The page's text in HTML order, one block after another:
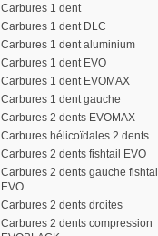
Carbures 1 dent
Carbures 1 dent DLC
Carbures 1 dent aluminium
Carbures 1 dent EVO
Carbures 1 dent EVOMAX
Carbures 1 dent gauche
Carbures 2 dents EVOMAX
Carbures hélicoïdales 2 dents
Carbures 2 dents fishtail EVO
Carbures 2 dents gauche fishtail
EVO
Carbures 2 dents droites
Carbures 2 dents compression